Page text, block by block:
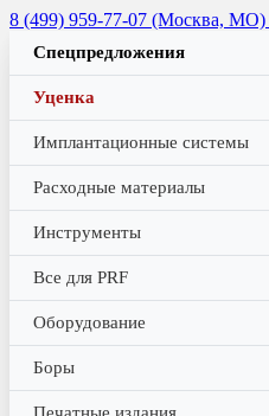
8 (499) 959-77-07 (Москва, МО)
Спецпредложения
Уценка
Имплантационные системы
Расходные материалы
Инструменты
Все для PRF
Оборудование
Боры